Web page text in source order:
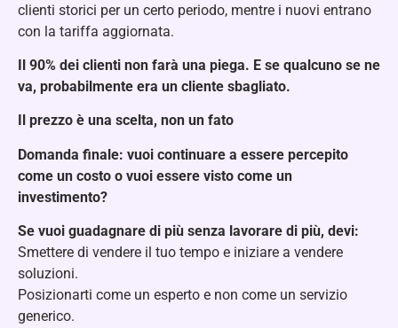
clienti storici per un certo periodo, mentre i nuovi entrano
con la tariffa aggiornata.
Il 90% dei clienti non farà una piega. E se qualcuno se ne
va, probabilmente era un cliente sbagliato.
Il prezzo è una scelta, non un fato
Domanda finale: vuoi continuare a essere percepito
come un costo o vuoi essere visto come un
investimento?
Se vuoi guadagnare di più senza lavorare di più, devi:
Smettere di vendere il tuo tempo e iniziare a vendere
soluzioni.
Posizionarti come un esperto e non come un servizio
generico.